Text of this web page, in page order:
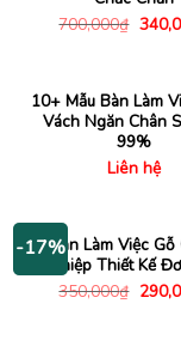
700,000₫ Giá
10+ Mẫu Bàn Làm
Vách Ngăn Chân
99%
Liên hệ
-17%Bàn Làm Việc Gỗ
Nghiệp Thiết Kế
350,000₫ Giá